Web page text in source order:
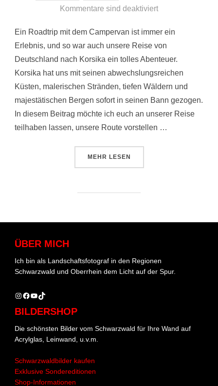
am
Kommentare sind deaktiviert
Ein Roadtrip mit dem Campervan ist immer ein
Erlebnis, und so war auch unsere Reise von
Deutschland nach Korsika ein tolles Abenteuer.
Korsika hat uns mit seinen abwechslungsreichen
Küsten, malerischen Stränden, tiefen Wäldern und
majestätischen Bergen sofort in seinen Bann gezogen.
In diesem Beitrag möchte ich euch an unserer Reise
teilhaben lassen, unsere Route vorstellen …
MEHR ÜBER „ROADTRIP MIT DEM
LESEN
ÜBER MICH
Ich bin als Landschaftsfotograf in den Regionen
Schwarzwald und Oberrhein dem Licht auf der Spur.
Instagram
Facebook
YouTube
TikTok
BILDERSHOP
Die schönsten Bilder vom Schwarzwald für Ihre Wand auf
Acrylglas, Leinwand, u.v.m.
Schwarzwaldbilder kaufen
Exklusive Sondereditionen
Shop-Informationen